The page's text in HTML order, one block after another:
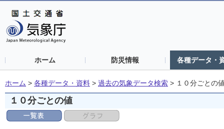
ホーム 防災情報 各種データ・
ホーム > 各種データ・資料 > 過去の気象データ検索 > １０分ごとの
１０分ごとの値